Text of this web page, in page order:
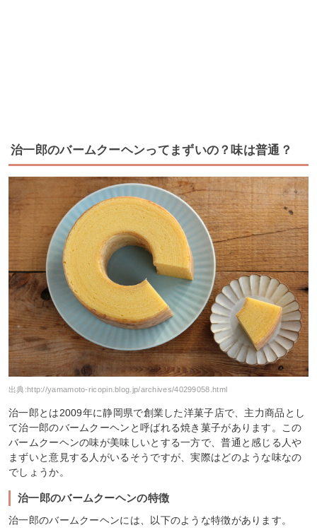
治一郎のバームクーヘンってまずいの？味は普通？
出典:http://yamamoto-ricopin.blog.jp/archives/40299058.html
治一郎とは2009年に静岡県で創業した洋菓子店で、主力商品とし
て治一郎のバームクーヘンと呼ばれる焼き菓子があります。この
バームクーヘンの味が美味しいとする一方で、普通と感じる人や
まずいと意見する人がいるそうですが、実際はどのような味なの
でしょうか。
治一郎のバームクーヘンの特徴
治一郎のバームクーヘンには、以下のような特徴があります。